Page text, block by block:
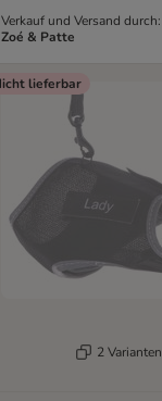
Verkauf und Versand durch:
Zoé & Patte
lieferbar
2 Varianten